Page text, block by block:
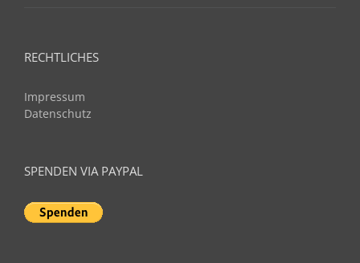
RECHTLICHES
Impressum
Datenschutz
SPENDEN VIA PAYPAL